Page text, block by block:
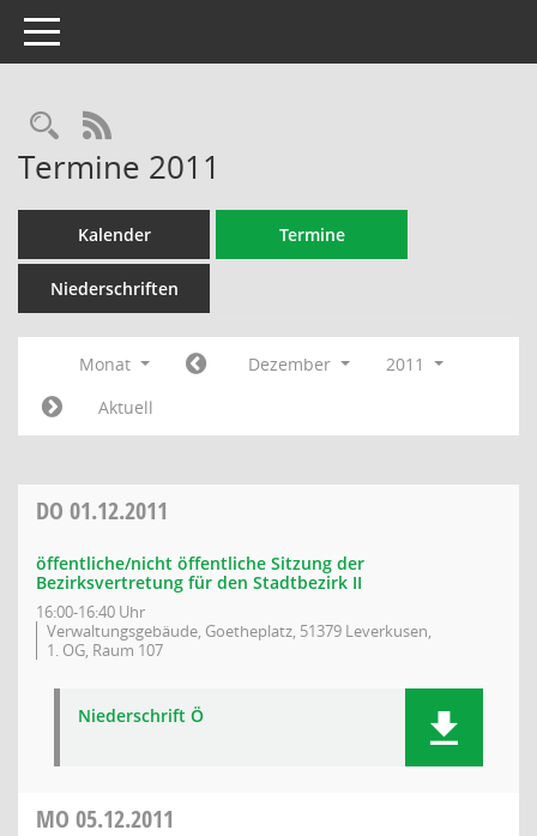
Toggle navigation
Rechercheauswahl
RSS-Feed
Termine 2011
Kalender Termine
Niederschriften
Monat Dezember
2011
Aktuell
DO 01.12.2011
öffentliche/nicht öffentliche Sitzung der
Bezirksvertretung für den Stadtbezirk II
16:00-16:40 Uhr
Verwaltungsgebäude, Goetheplatz, 51379 Leverkusen,
1. OG, Raum 107
Niederschrift Ö
MO 05.12.2011